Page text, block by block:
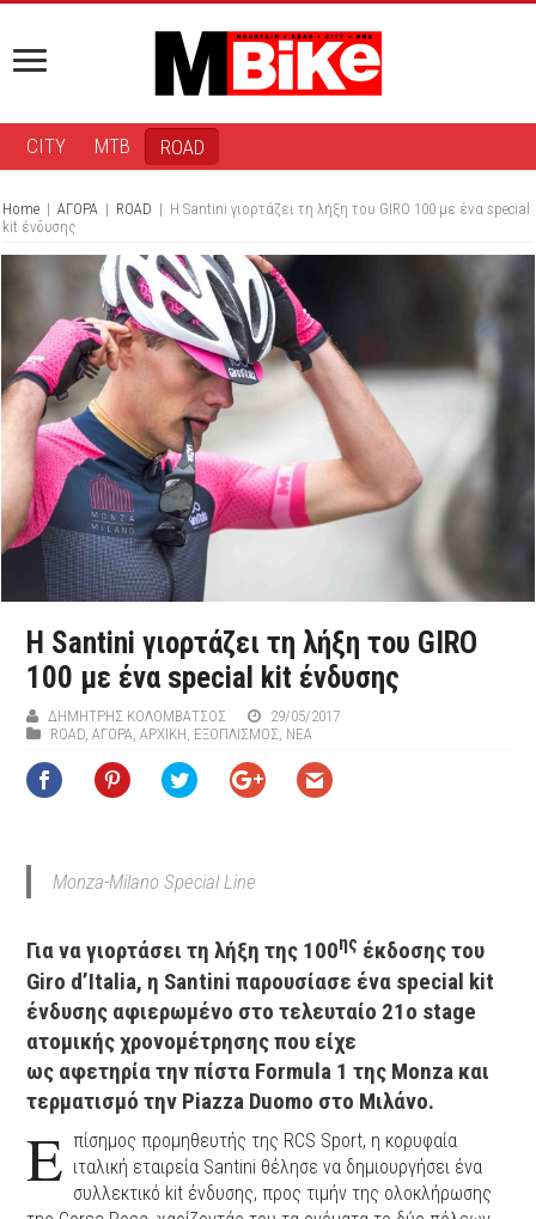
CITY MTB ROAD
Home | ΑΓΟΡΑ | ROAD | Η Santini γιορτάζει τη λήξη του GIRO 100 με ένα special
kit ένδυσης
Η Santini γιορτάζει τη λήξη του GIRO
100 με ένα special kit ένδυσης
ΔΗΜΉΤΡΗΣ ΚΟΛΟΜΒΆΤΣΟΣ
29/05/2017
ROAD,ΑΓΟΡΑ,ΑΡΧΙΚΉ, ΕΞΟΠΛΙΣΜΌΣ, ΝΕΑ
Monza-Milano Special Line
Για να γιορτάσει τη λήξη της 100ης έκδοσης του
Giro d’Italia, η Santini παρουσίασε ένα special kit
ένδυσης αφιερωμένο στο τελευταίο 21ο stage
ατομικής χρονομέτρησης που είχε
ως αφετηρία την πίστα Formula 1 της Monza και
τερματισμό την Piazza Duomo στο Μιλάνο.
Ε πίσημος προμηθευτής της RCS Sport, η κορυφαία
ιταλική εταιρεία Santini θέλησε να δημιουργήσει ένα
συλλεκτικό kit ένδυσης, προς τιμήν της ολοκλήρωσης